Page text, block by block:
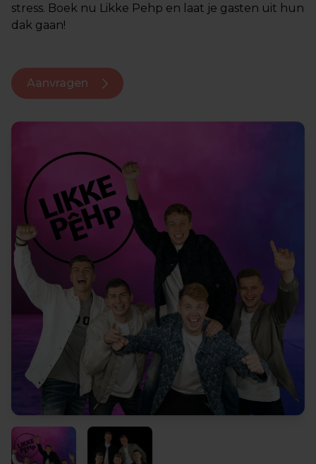
stress. Boek nu Likke Pehp en laat je gasten uit hun
dak gaan!
Aanvragen